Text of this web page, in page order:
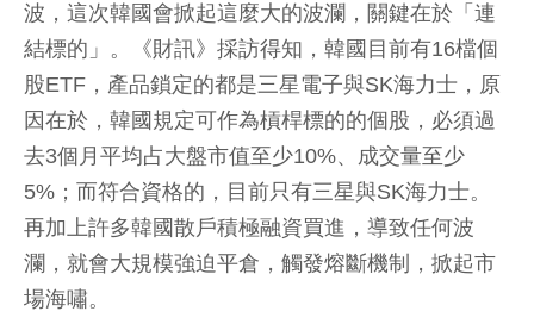
波，這次韓國會掀起這麼大的波瀾，關鍵在於「連
結標的」。《財訊》採訪得知，韓國目前有16檔個
股ETF，產品鎖定的都是三星電子與SK海力士，原
因在於，韓國規定可作為槓桿標的的個股，必須過
去3個月平均占大盤市值至少10%、成交量至少
5%；而符合資格的，目前只有三星與SK海力士。
再加上許多韓國散戶積極融資買進，導致任何波
瀾，就會大規模強迫平倉，觸發熔斷機制，掀起市
場海嘯。